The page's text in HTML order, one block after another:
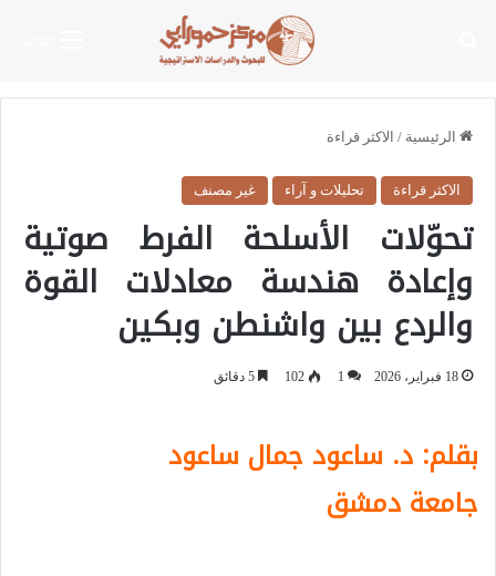
الرئيسية / الاكثر قراءة
الاكثر قراءة تحليلات و آراء غير مصنف
تحوّلات الأسلحة الفرط صوتية
وإعادة هندسة معادلات القوة
والردع بين واشنطن وبكين
18 فبراير، 2026 1
102
بقلم: د. ساعود جمال ساعود
جامعة دمشق